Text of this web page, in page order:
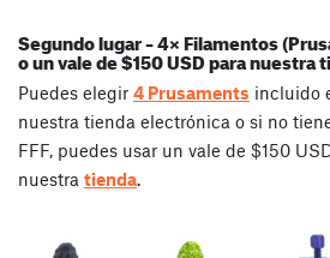
Segundo lugar – 4× Filamentos
o un vale de $150 USD para nuestra
Puedes elegir 4 Prusaments incluido
nuestra tienda electrónica o si no
FFF, puedes usar un vale de $150
nuestra tienda.